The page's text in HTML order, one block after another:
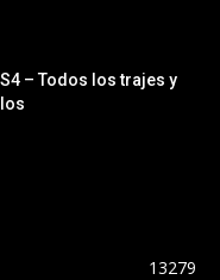
– Todos los trajes y
13279